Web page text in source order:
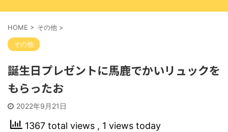
HOME > その他 >
その他
誕生日プレゼントに馬鹿でかいリュックを
もらったお
2022年9月21日
1367 total views , 1 views today